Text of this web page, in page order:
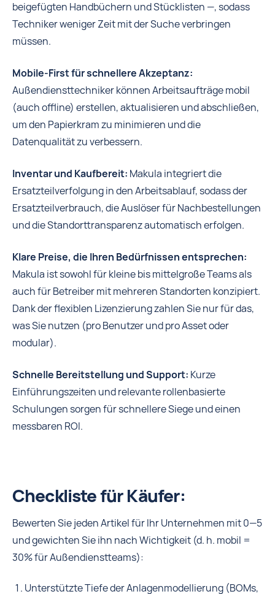
beigefügten Handbüchern und Stücklisten —, sodass
Techniker weniger Zeit mit der Suche verbringen
müssen.
Mobile-First für schnellere Akzeptanz:
Außendiensttechniker können Arbeitsaufträge mobil
(auch offline) erstellen, aktualisieren und abschließen,
um den Papierkram zu minimieren und die
Datenqualität zu verbessern.
Inventar und Kaufbereit: Makula integriert die
Ersatzteilverfolgung in den Arbeitsablauf, sodass der
Ersatzteilverbrauch, die Auslöser für Nachbestellungen
und die Standorttransparenz automatisch erfolgen.
Klare Preise, die Ihren Bedürfnissen entsprechen:
Makula ist sowohl für kleine bis mittelgroße Teams als
auch für Betreiber mit mehreren Standorten konzipiert.
Dank der flexiblen Lizenzierung zahlen Sie nur für das,
was Sie nutzen (pro Benutzer und pro Asset oder
modular).
Schnelle Bereitstellung und Support: Kurze
Einführungszeiten und relevante rollenbasierte
Schulungen sorgen für schnellere Siege und einen
messbaren ROI.
Checkliste für Käufer:
Bewerten Sie jeden Artikel für Ihr Unternehmen mit 0—5
und gewichten Sie ihn nach Wichtigkeit (d. h. mobil =
30% für Außendienstteams):
Unterstützte Tiefe der Anlagenmodellierung (BOMs,